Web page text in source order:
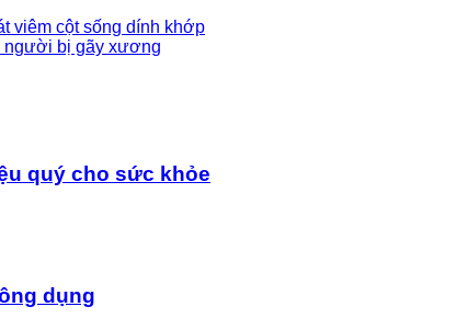
viêm cột sống dính khớp
người bị gãy xương
quý cho sức khỏe
dụng